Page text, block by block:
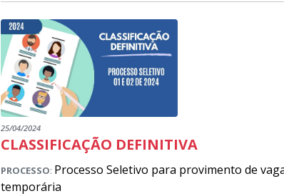
25/04/2024
CLASSIFICAÇÃO DEFINITIVA
PROCESSO: Processo Seletivo para provimento de
temporária